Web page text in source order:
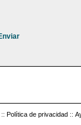
:: Política de privacidad ::